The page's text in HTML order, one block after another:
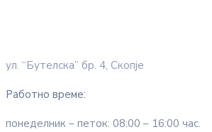
ул. “Бутелска” бр. 4, Скопје
Работно време:
понеделник – петок: 08:00 – 16:00 час.